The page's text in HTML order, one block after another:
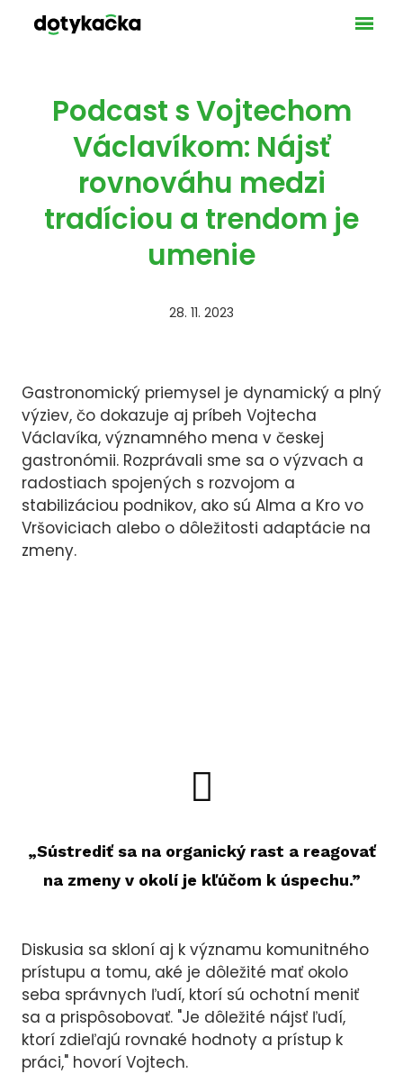
Ponuka
Podcast s Vojtechom
Václavíkom: Nájsť
rovnováhu medzi
tradíciou a trendom je
umenie
28. 11. 2023
Gastronomický priemysel je dynamický a plný
výziev, čo dokazuje aj príbeh Vojtecha
Václavíka, významného mena v českej
gastronómii. Rozprávali sme sa o výzvach a
radostiach spojených s rozvojom a
stabilizáciou podnikov, ako sú Alma a Kro vo
Vršoviciach alebo o dôležitosti adaptácie na
zmeny.
„Sústrediť sa na organický rast a reagovať
na zmeny v okolí je kľúčom k úspechu.”
Diskusia sa skloní aj k významu komunitného
prístupu a tomu, aké je dôležité mať okolo
seba správnych ľudí, ktorí sú ochotní meniť
sa a prispôsobovať. "Je dôležité nájsť ľudí,
ktorí zdieľajú rovnaké hodnoty a prístup k
práci," hovorí Vojtech.